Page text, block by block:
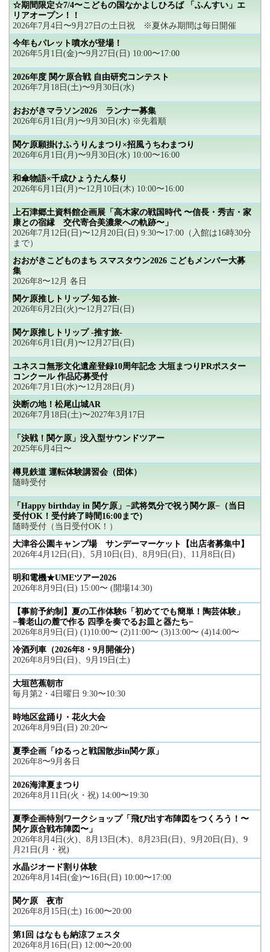
☆期間限定☆7/4〜こどもの国なかよしひろば 「ふんすい」エ
リアオープン！！
2026年7月4日〜9月27日の土日祝 ※夏休み期間は毎日開催
今年もパレット噴水が登場！
2026年5月1日(金)〜9月27日(日) 10:00〜17:00
2026年度 関ケ原合戦 自由研究コンテスト
2026年7月18日(土)〜9月30日(水)
おおがきマラソン2026 ランナー募集
2026年6月1日(月)〜9月30日(水) ※先着順
関ケ原願掛けふうりんまつり×招風うちわまつり
2026年6月1日(月)〜9月30日(水) 10:00〜16:00
和傘物語×千成ひょうたん祭り
2026年6月1日(月)〜12月10日(木) 10:00〜16:00
上石津郷土資料館企画展「高木家の戦国時代 〜信長・秀吉・家
康との宿縁 交代寄合美濃衆への軌跡〜」
2026年7月12日(日)〜12月20日(日) 9:30〜17:00（入館は16時30分
まで）
おおがきこどものまち スマスタウン2026 こどもメンバー大募
集
2026年8〜12月 各日
関ケ原推しトリップ-知る旅-
2026年6月2日(火)〜12月27日(日)
関ケ原推しトリップ -推す旅-
2026年6月1日(月)〜12月27日(日)
ユネスコ無形文化遺産登録10周年記念 大垣まつりPRポスター
コンクール 作品応募受付
2026年7月1日(水)〜12月28日(月)
決断の地！松尾山城AR
2026年7月18日(土)〜2027年3月17日
「決戦！関ケ原」没入型サウンドツアー
2025年6月4日〜
樽見鉄道 運転体験講習会（団体）
随時受付
「Happy birthday in 関ケ原」−武将気分で祝う関ケ原−（当日
受付OK！受付終了時間16:00まで）
随時受付（当日受付OK！）
大津谷公園キャンプ場 サンデーマーケット【出店者募集中】
2026年4月12日(日)、5月10日(日)、8月9日(日)、11月8日(日)
明和電機★UMEツアー2026
2026年8月9日(日) 15:00〜 (開場14:30)
【事前予約制】夏の工作体験6「初めてでも簡単！陶芸体験」
−養老山の麓で作る 四季を奏でるお皿と器たち−
2026年8月9日(日) (1)10:00〜 (2)11:00〜 (3)13:00〜 (4)14:00〜
冷酒列車（2026年8・9月開催分）
2026年8月9日(日)、9月19日(土)
大垣芭蕉朝市
毎月第2・4日曜日 9:30〜10:30
時地区盆踊り・花火大会
2026年8月9日(日) 20:20〜
夏季企画「ゆるっと戦国散歩in関ケ原」
2026年8〜9月各日
2026海津夏まつり
2026年8月11日(火・祝) 14:00〜19:30
夏季企画特別ワークショップ「飛び出す布陣図をつくろう！〜
関ケ原合戦布陣図〜」
2026年8月4日(火)、8月13日(木)、8月23日(日)、9月20日(日)、9
月21日(月・祝)
水晶ジオード割り体験
2026年8月14日(金)〜16日(日) 10:00〜17:00
関ケ原 夜市
2026年8月15日(土) 16:00〜20:00
第1回 はなもも納涼フェスタ
2026年8月16日(日) 12:00〜20:00